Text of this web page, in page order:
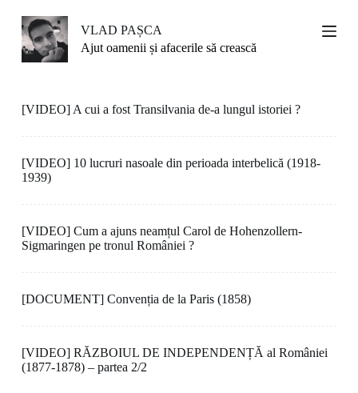
S
k
VLAD PAȘCA
Ajut oamenii și afacerile să crească
[VIDEO] A cui a fost Transilvania de-a lungul istoriei ?
[VIDEO] 10 lucruri nasoale din perioada interbelică (1918-
1939)
[VIDEO] Cum a ajuns neamțul Carol de Hohenzollern-
Sigmaringen pe tronul României ?
[DOCUMENT] Convenția de la Paris (1858)
[VIDEO] RĂZBOIUL DE INDEPENDENȚĂ al României
(1877-1878) – partea 2/2